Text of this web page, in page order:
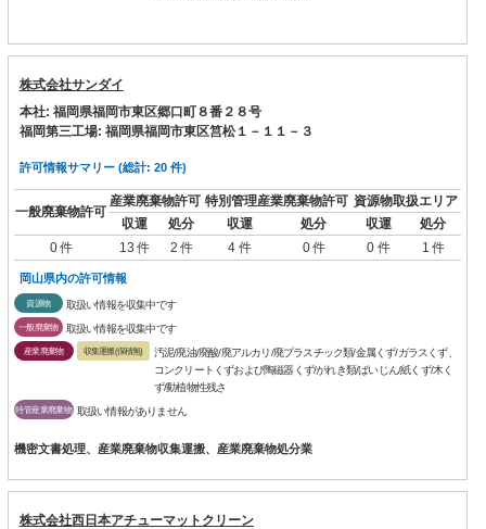
株式会社サンダイ
本社: 福岡県福岡市東区郷口町８番２８号
福岡第三工場: 福岡県福岡市東区筥松１－１１－３
許可情報サマリー (総計: 20 件)
一般廃棄物許可
産業廃棄物許可 特別管理産業廃棄物許可 資源物取扱エリア
収運
処分 収運 処分 収運
処分
0 件
13 件 2 件 4 件 0 件 0 件 1 件
岡山県内の許可情報
資源物 取扱い情報を収集中です
一般廃棄物 取扱い情報を収集中です
産業廃棄物 収集運搬(保積無)
汚泥/廃油/廃酸/廃アルカリ/廃プラスチック類/金属くず/ガラスくず、
コンクリートくずおよび陶磁器くず/がれき類/ばいじん/紙くず/木く
ず/動植物性残さ
特管産業廃棄物 取扱い情報がありません
機密文書処理、産業廃棄物収集運搬、産業廃棄物処分業
株式会社西日本アチューマットクリーン